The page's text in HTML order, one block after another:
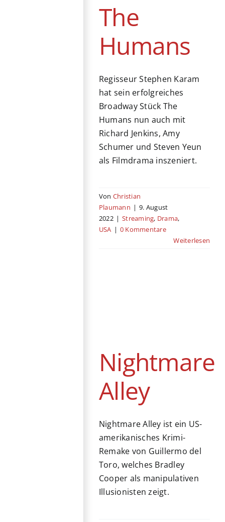
The
Humans
Regisseur Stephen Karam
hat sein erfolgreiches
Broadway Stück The
Humans nun auch mit
Richard Jenkins, Amy
Schumer und Steven Yeun
als Filmdrama inszeniert.
Von Christian
Plaumann | 9. August
2022 | Streaming, Drama,
USA | 0 Kommentare
Weiterlesen
Nightmare
Alley
Nightmare Alley ist ein US-
amerikanisches Krimi-
Remake von Guillermo del
Toro, welches Bradley
Cooper als manipulativen
Illusionisten zeigt.